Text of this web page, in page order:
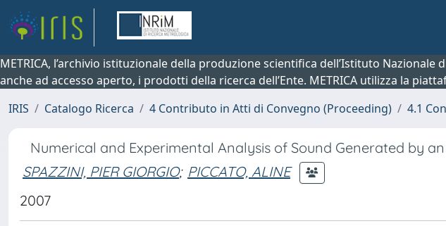
METRICA, l’archivio istituzionale della produzione scientifica dell’Istituto
anche ad accesso aperto, i prodotti della ricerca dell’Ente. METRICA utilizza la
IRIS
Catalogo Ricerca 4 Contributo in Atti di Convegno (Proceeding) 4.1
Numerical and Experimental Analysis of Sound Generated by
SPAZZINI, PIER GIORGIO; PICCATO, ALINE
2007